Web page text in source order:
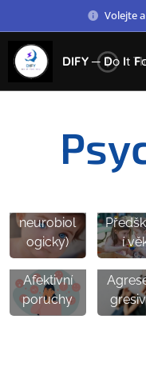
Volejte
DIFY ─ Do ItF
Kritická
let života
(psycholo
neurobiol
ogicky)
í
Afektivní
poruchy